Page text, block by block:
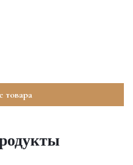
товара